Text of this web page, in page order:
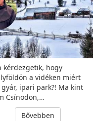
kérdezgetik, hogy
a vidéken miért
ipari park?! Ma kint
Csínodon,…
Bővebben